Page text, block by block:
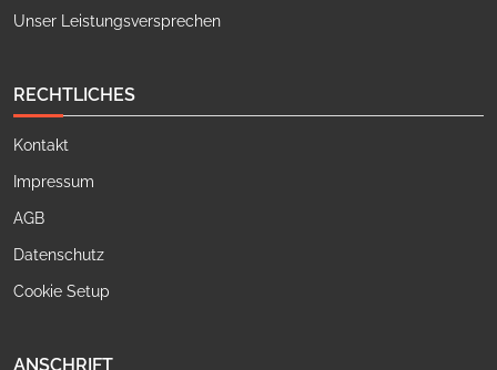
Unser Leistungsversprechen
RECHTLICHES
Kontakt
Impressum
AGB
Datenschutz
Cookie Setup
ANSCHRIFT